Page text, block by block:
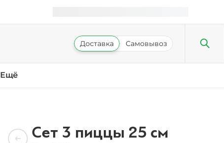
Доставка Самовывоз
Ещё
Сет 3 пиццы 25 см